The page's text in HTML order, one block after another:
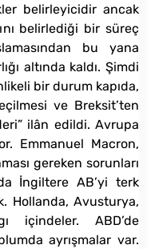
belirleyicidir ancak
belirlediği bir süreç
bu yana
altında kaldı. Şimdi
bir durum kapıda,
ve Breksit’ten
ilân edildi. Avrupa
Emmanuel Macron,
gereken sorunları
İngiltere AB’yi terk
Hollanda, Avusturya,
içindeler. ABD’de
ayrışmalar var.